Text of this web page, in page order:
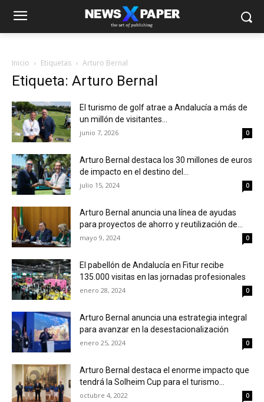
Inicio Etiquetas Arturo Bernal
Etiqueta: Arturo Bernal
El turismo de golf atrae a Andalucía a más de
un millón de visitantes...
junio 7, 2026 0
Arturo Bernal destaca los 30 millones de euros
de impacto en el destino del...
julio 15, 2024 0
Arturo Bernal anuncia una línea de ayudas
para proyectos de ahorro y reutilización de...
mayo 9, 2024 0
El pabellón de Andalucía en Fitur recibe
135.000 visitas en las jornadas profesionales
enero 28, 2024 0
Arturo Bernal anuncia una estrategia integral
para avanzar en la desestacionalización
enero 25, 2024 0
Arturo Bernal destaca el enorme impacto que
tendrá la Solheim Cup para el turismo...
octubre 4, 2022 0